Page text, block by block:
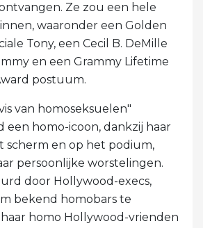
Ze zou een hele
waaronder een Golden
Tony, een Cecil B. DeMille
en een Grammy Lifetime
postuum.
van homoseksuelen"
een homo-icoon, dankzij haar
scherm en op het podium,
persoonlijke worstelingen.
door Hollywood-execs,
bekend homobars te
homo Hollywood-vrienden